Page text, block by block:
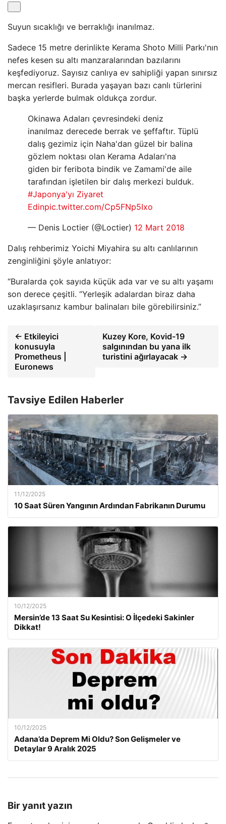
Suyun sıcaklığı ve berraklığı inanılmaz.
Sadece 15 metre derinlikte Kerama Shoto Milli Parkı'nın
nefes kesen su altı manzaralarından bazılarını
keşfediyoruz. Sayısız canlıya ev sahipliği yapan sınırsız
mercan resifleri. Burada yaşayan bazı canlı türlerini
başka yerlerde bulmak oldukça zordur.
Okinawa Adaları çevresindeki deniz
inanılmaz derecede berrak ve şeffaftır. Tüplü
dalış gezimiz için Naha'dan güzel bir balina
gözlem noktası olan Kerama Adaları'na
giden bir feribota bindik ve Zamami'de aile
tarafından işletilen bir dalış merkezi bulduk.
#Japonya'yı Ziyaret
Edinpic.twitter.com/Cp5FNp5Ixo
— Denis Loctier (@Loctier) 12 Mart 2018
Dalış rehberimiz Yoichi Miyahira su altı canlılarının
zenginliğini şöyle anlatıyor:
“Buralarda çok sayıda küçük ada var ve su altı yaşamı
son derece çeşitli. “Yerleşik adalardan biraz daha
uzaklaşırsanız kambur balinaları bile görebilirsiniz.”
← Etkileyici
konusuyla
Prometheus |
Euronews
Kuzey Kore, Kovid-19
salgınından bu yana ilk
turistini ağırlayacak →
Tavsiye Edilen Haberler
11/12/2025
10 Saat Süren Yangının Ardından Fabrikanın Durumu
10/12/2025
Mersin’de 13 Saat Su Kesintisi: O İlçedeki Sakinler
Dikkat!
10/12/2025
Adana’da Deprem Mi Oldu? Son Gelişmeler ve
Detaylar 9 Aralık 2025
Bir yanıt yazın